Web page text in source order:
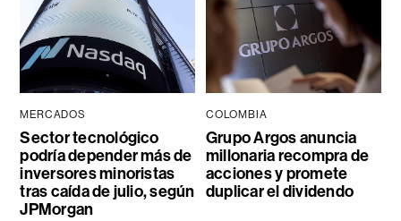
MERCADOS
Sector tecnológico
podría depender más de
inversores minoristas
tras caída de julio, según
JPMorgan
COLOMBIA
Grupo Argos anuncia
millonaria recompra de
acciones y promete
duplicar el dividendo